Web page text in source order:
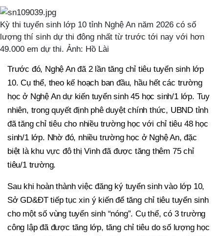
Kỳ thi tuyển sinh lớp 10 tỉnh Nghệ An năm 2026 có số
lượng thí sinh dự thi đông nhất từ trước tới nay với hơn
49.000 em dự thi. Ảnh: Hồ Lài
Trước đó, Nghệ An đã 2 lần tăng chỉ tiêu tuyển sinh lớp
10. Cụ thể, theo kế hoạch ban đầu, hầu hết các trường
học ở Nghệ An dự kiến tuyển sinh 45 học sinh/1 lớp. Tuy
nhiên, trong quyết định phê duyệt chính thức, UBND tỉnh
đã tăng chỉ tiêu cho nhiều trường học với chỉ tiêu 48 học
sinh/1 lớp. Nhờ đó, nhiều trường học ở Nghệ An, đặc
biệt là khu vực đô thị Vinh đã được tăng thêm 75 chỉ
tiêu/1 trường.
Sau khi hoàn thành việc đăng ký tuyển sinh vào lớp 10,
Sở GD&ĐT tiếp tục xin ý kiến để tăng chỉ tiêu tuyển sinh
cho một số vùng tuyển sinh “nóng”. Cụ thể, có 3 trường
công lập đã được tăng lớp, tăng chỉ tiêu do số lượng học